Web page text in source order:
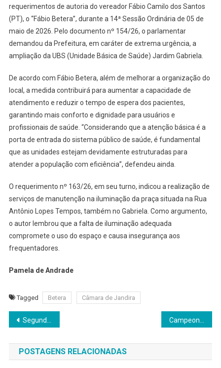
Gabriela
requerimentos de autoria do vereador Fábio Camilo dos Santos
(PT), o “Fábio Betera”, durante a 14ª Sessão Ordinária de 05 de
maio de 2026. Pelo documento nº 154/26, o parlamentar
demandou da Prefeitura, em caráter de extrema urgência, a
ampliação da UBS (Unidade Básica de Saúde) Jardim Gabriela.
De acordo com Fábio Betera, além de melhorar a organização do
local, a medida contribuirá para aumentar a capacidade de
atendimento e reduzir o tempo de espera dos pacientes,
garantindo mais conforto e dignidade para usuários e
profissionais de saúde. “Considerando que a atenção básica é a
porta de entrada do sistema público de saúde, é fundamental
que as unidades estejam devidamente estruturadas para
atender a população com eficiência”, defendeu ainda.
O requerimento nº 163/26, em seu turno, indicou a realização de
serviços de manutenção na iluminação da praça situada na Rua
Antônio Lopes Tempos, também no Gabriela. Como argumento,
o autor lembrou que a falta de iluminação adequada
compromete o uso do espaço e causa insegurança aos
frequentadores.
Pamela de Andrade
Tagged Betera Câmara de Jandira
Navegação
de
Post
Segundo viaduto atinge mais de 80% de execução
POSTAGENS RELACIONADAS